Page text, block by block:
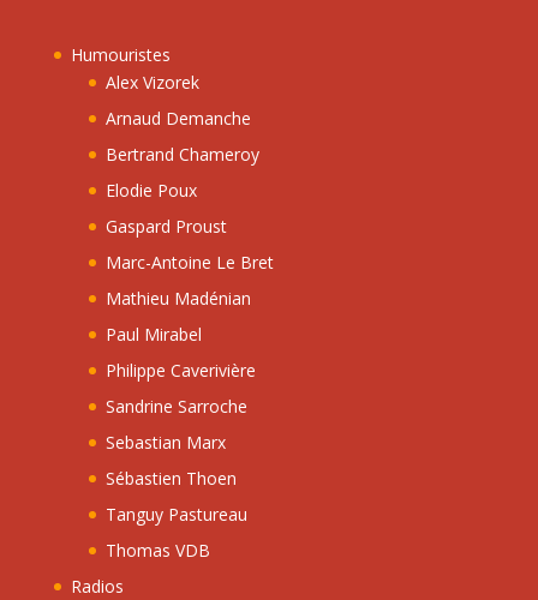
Humouristes
Alex Vizorek
Arnaud Demanche
Bertrand Chameroy
Elodie Poux
Gaspard Proust
Marc-Antoine Le Bret
Mathieu Madénian
Paul Mirabel
Philippe Caverivière
Sandrine Sarroche
Sebastian Marx
Sébastien Thoen
Tanguy Pastureau
Thomas VDB
Radios